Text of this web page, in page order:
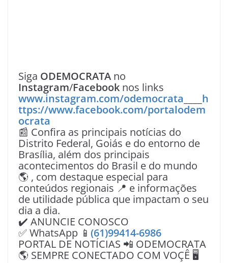
Siga ODEMOCRATA no
Instagram/Facebook nos links
www.instagram.com/odemocrata
h
ttps://www.facebook.com/portalodem
ocrata
📰 Confira as principais notícias do
Distrito Federal, Goiás e do entorno de
Brasília, além dos principais
acontecimentos do Brasil e do mundo
🌎 , com destaque especial para
conteúdos regionais 📍 e informações
de utilidade pública que impactam o seu
dia a dia.
✔️ ANUNCIE CONOSCO
✅ WhatsApp 📱 (61)99414-6986
PORTAL DE NOTÍCIAS 📲 ODEMOCRATA
🌎 SEMPRE CONECTADO COM VOÇÊ 🖥️